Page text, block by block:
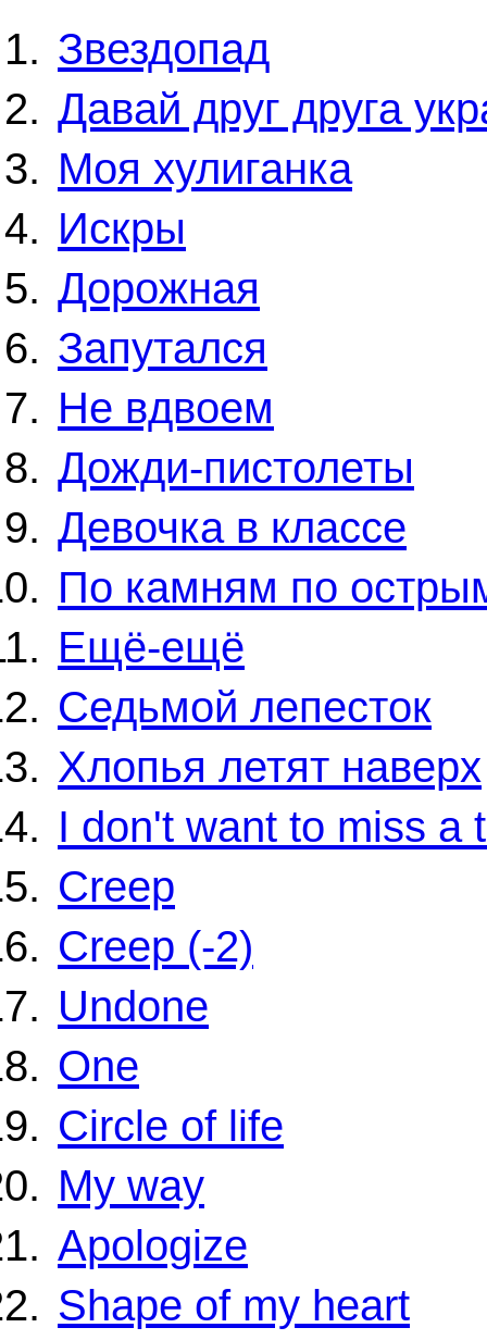
Звездопад
Давай друг друга
Моя хулиганка
Искры
Дорожная
Запутался
Не вдвоем
Дожди-пистолеты
Девочка в классе
По камням по
Ещё-ещё
Седьмой лепесток
Хлопья летят наверх
I don't want to miss a
Creep
Creep (-2)
Undone
One
Circle of life
My way
Apologize
Shape of my heart